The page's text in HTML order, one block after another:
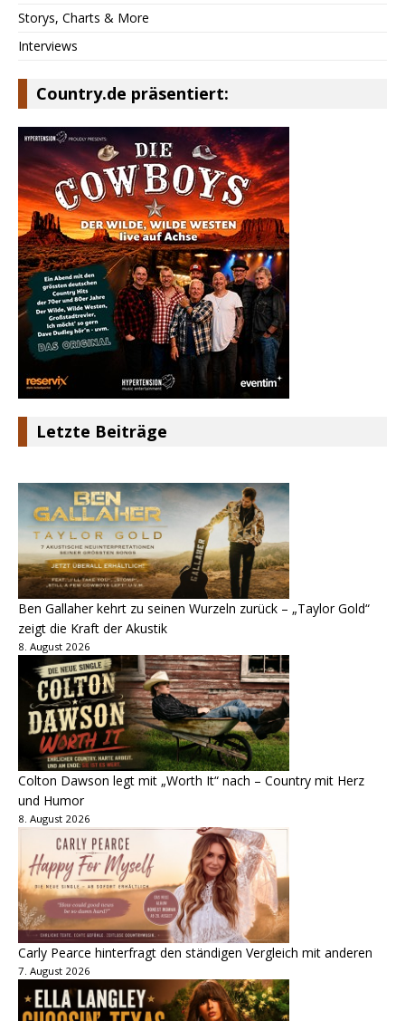
Storys, Charts & More
Interviews
Country.de präsentiert:
Letzte Beiträge
Ben Gallaher kehrt zu seinen Wurzeln zurück – „Taylor Gold“
zeigt die Kraft der Akustik
8. August 2026
Colton Dawson legt mit „Worth It“ nach – Country mit Herz
und Humor
8. August 2026
Carly Pearce hinterfragt den ständigen Vergleich mit anderen
7. August 2026